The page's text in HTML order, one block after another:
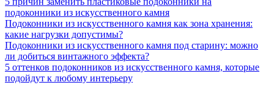
подоконники из искусственного камня
Подоконники из искусственного камня как зона хранения:
какие нагрузки допустимы?
Подоконники из искусственного камня под старину: можно
ли добиться винтажного эффекта?
5 оттенков подоконников из искусственного камня, которые
подойдут к любому интерьеру